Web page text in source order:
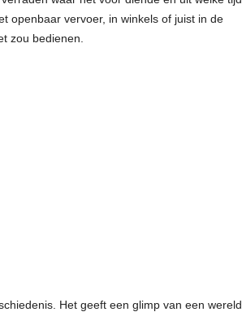
openbaar vervoer, in winkels of juist in de
zou bedienen.
Het geeft een glimp van een wereld